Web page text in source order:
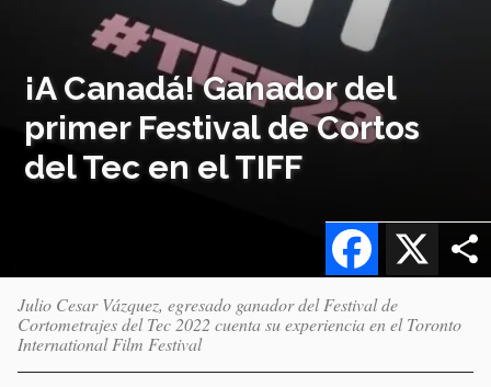
¡A Canadá! Ganador del
primer Festival de Cortos
del Tec en el TIFF
X
Facebook
Julio Cesar Vázquez, egresado ganador del Festival de
Cortometrajes del Tec 2022 cuenta su experiencia en el Toronto
International Film Festival